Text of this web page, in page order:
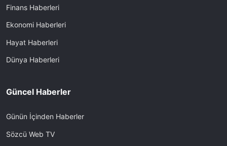
Finans Haberleri
Ekonomi Haberleri
Hayat Haberleri
Dünya Haberleri
Güncel Haberler
Günün İçinden Haberler
Sözcü Web TV